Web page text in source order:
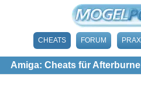
CHEATS FORUM
Amiga: Cheats für